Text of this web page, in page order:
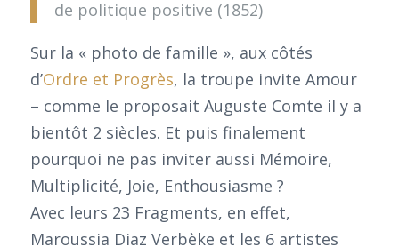
de politique positive (1852)
Sur la « photo de famille », aux côtés
d’Ordre et Progrès, la troupe invite Amour
– comme le proposait Auguste Comte il y a
bientôt 2 siècles. Et puis finalement
pourquoi ne pas inviter aussi Mémoire,
Multiplicité, Joie, Enthousiasme ?
Avec leurs 23 Fragments, en effet,
Maroussia Diaz Verbèke et les 6 artistes